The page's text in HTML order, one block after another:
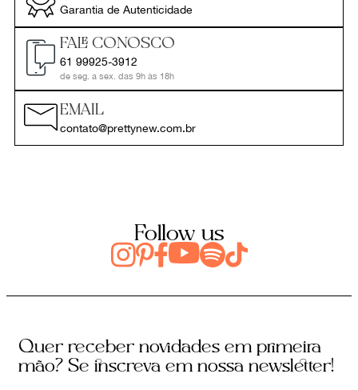
Garantia de Autenticidade
FALE CONOSCO
61 99925-3912
de seg. a sex. das 9h às 18h
EMAIL
contato@prettynew.com.br
Follow us
Quer receber novidades em primeira
mão? Se inscreva em nossa newsletter!